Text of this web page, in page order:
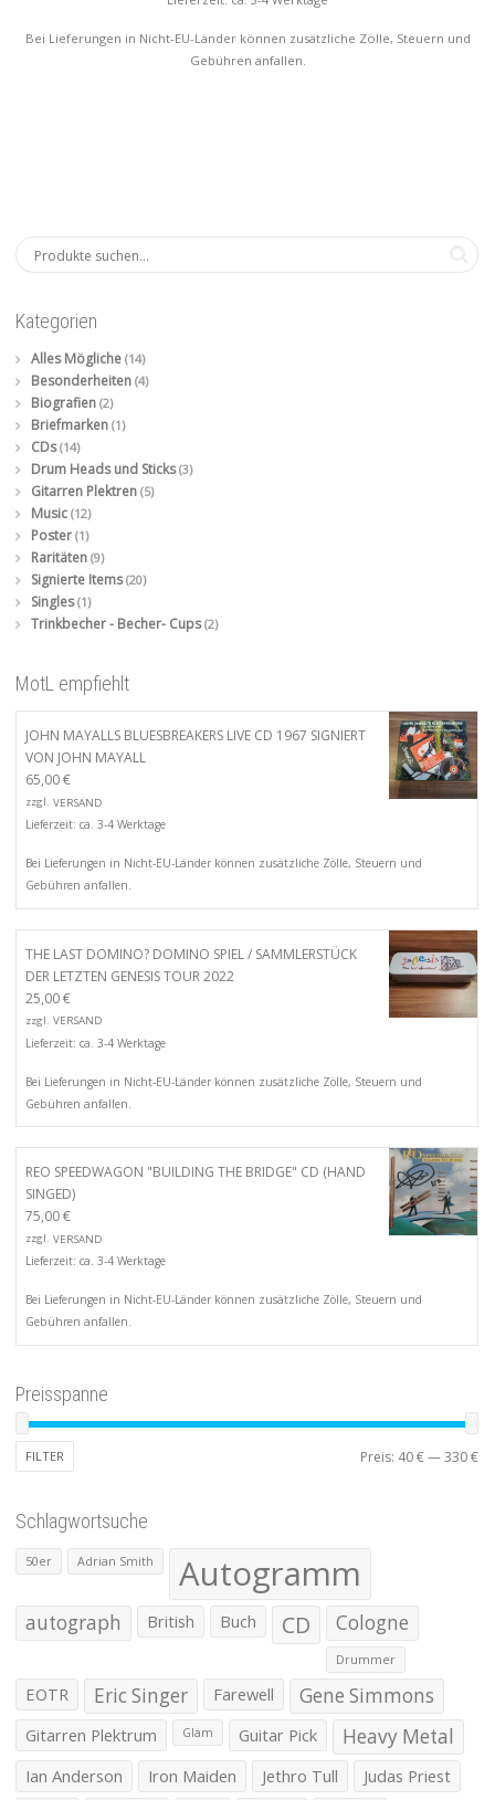
Bei Lieferungen in Nicht-EU-Länder können zusätzliche Zölle, Steuern und
Gebühren anfallen.
Kategorien
Alles Mögliche (14)
Besonderheiten (4)
Biografien (2)
Briefmarken (1)
CDs (14)
Drum Heads und Sticks (3)
Gitarren Plektren (5)
Music (12)
Poster (1)
Raritäten (9)
Signierte Items (20)
Singles (1)
Trinkbecher - Becher- Cups (2)
MotL empfiehlt
JOHN MAYALLS BLUESBREAKERS LIVE CD 1967 SIGNIERT
VON JOHN MAYALL
65,00€
zzgl. VERSAND
Lieferzeit: ca. 3-4 Werktage
Bei Lieferungen in Nicht-EU-Länder können zusätzliche Zölle, Steuern und
Gebühren anfallen.
THE LAST DOMINO? DOMINO SPIEL / SAMMLERSTÜCK
DER LETZTEN GENESIS TOUR 2022
25,00€
zzgl. VERSAND
Lieferzeit: ca. 3-4 Werktage
Bei Lieferungen in Nicht-EU-Länder können zusätzliche Zölle, Steuern und
Gebühren anfallen.
REO SPEEDWAGON "BUILDING THE BRIDGE" CD (HAND
SINGED)
75,00€
zzgl. VERSAND
Lieferzeit: ca. 3-4 Werktage
Bei Lieferungen in Nicht-EU-Länder können zusätzliche Zölle, Steuern und
Gebühren anfallen.
Preisspanne
FILTER Preis: 40 €—330 €
Schlagwortsuche
50er Adrian Smith Autogramm
autograph British Buch CD Cologne
Drummer
EOTR Eric Singer Farewell Gene Simmons
Gitarren Plektrum Glam Guitar Pick Heavy Metal
Ian Anderson Iron Maiden Jethro Tull Judas Priest